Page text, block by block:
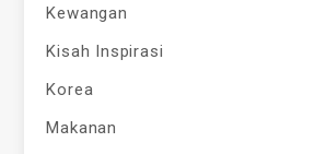
Kewangan
Kisah Inspirasi
Korea
Makanan